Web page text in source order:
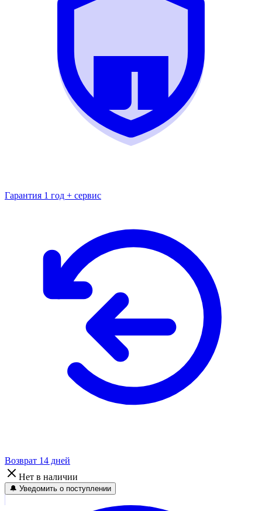
Гарантия 1 год + сервис
Возврат 14 дней
Нет в наличии
🔔 Уведомить о поступлении